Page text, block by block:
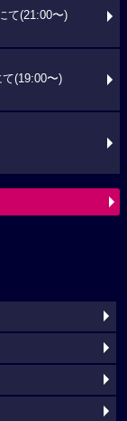
て(21:00〜)
(19:00〜)